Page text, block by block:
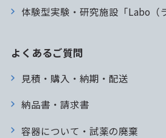
体験型実験・研究施設「Labo（
よくあるご質問
見積・購入・納期・配送
納品書・請求書
容器について・試薬の廃棄